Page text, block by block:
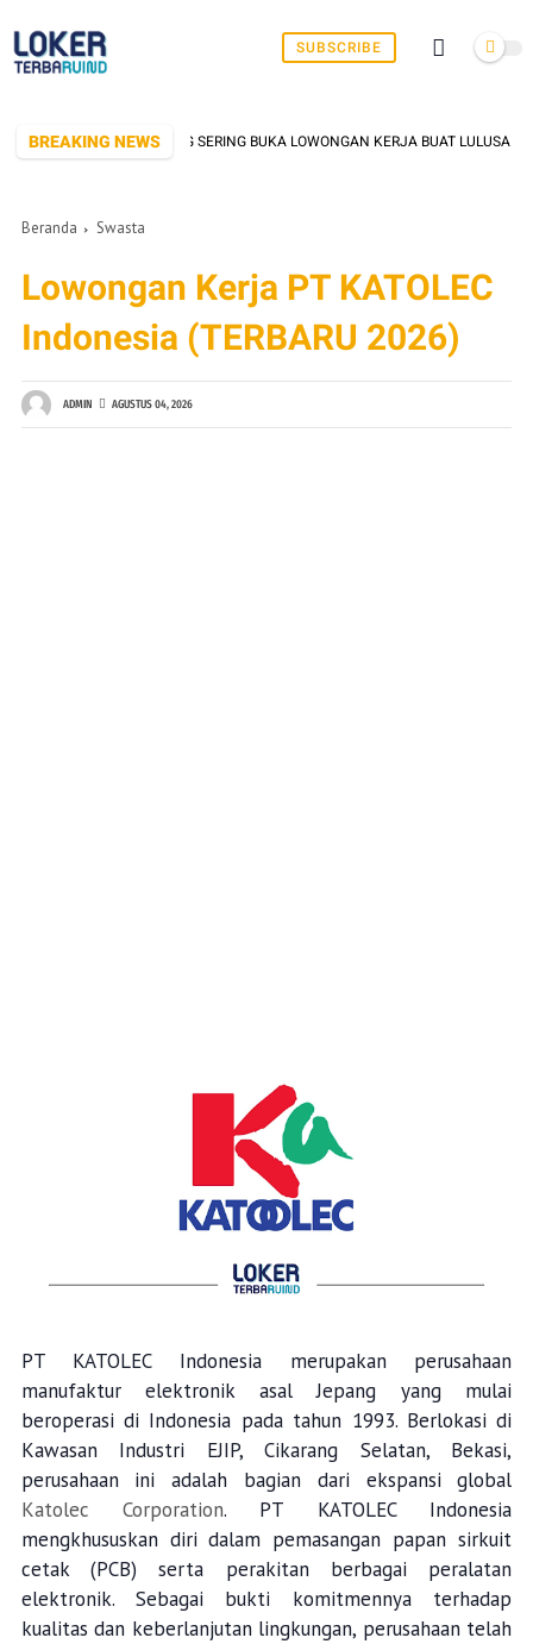
SUBSCRIBE
BREAKING NEWS
DI SERANG YANG SERING BUKA LOWONGAN KERJA BUAT LULUSAN SMK/
Beranda Swasta
Lowongan Kerja PT KATOLEC
Indonesia (TERBARU 2026)
ADMIN AGUSTUS 04, 2026
PT KATOLEC Indonesia merupakan perusahaan
manufaktur elektronik asal Jepang yang mulai
beroperasi di Indonesia pada tahun 1993. Berlokasi di
Kawasan Industri EJIP, Cikarang Selatan, Bekasi,
perusahaan ini adalah bagian dari ekspansi global
Katolec Corporation. PT KATOLEC Indonesia
mengkhususkan diri dalam pemasangan papan sirkuit
cetak (PCB) serta perakitan berbagai peralatan
elektronik. Sebagai bukti komitmennya terhadap
kualitas dan keberlanjutan lingkungan, perusahaan telah